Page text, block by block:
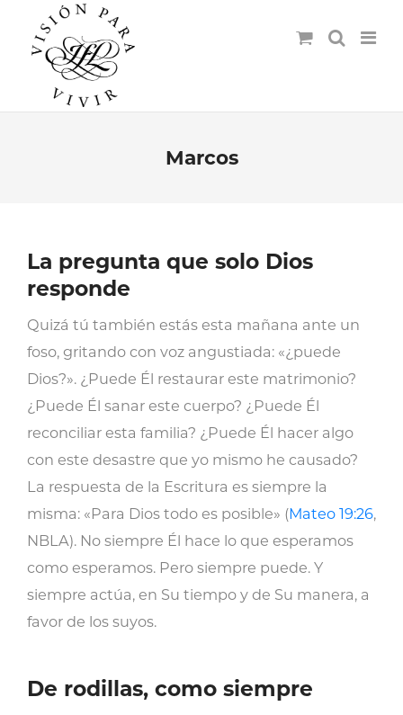
Marcos
La pregunta que solo Dios
responde
Quizá tú también estás esta mañana ante un
foso, gritando con voz angustiada: «¿puede
Dios?». ¿Puede Él restaurar este matrimonio?
¿Puede Él sanar este cuerpo? ¿Puede Él
reconciliar esta familia? ¿Puede Él hacer algo
con este desastre que yo mismo he causado?
La respuesta de la Escritura es siempre la
misma: «Para Dios todo es posible» (Mateo 19:26,
NBLA). No siempre Él hace lo que esperamos
como esperamos. Pero siempre puede. Y
siempre actúa, en Su tiempo y de Su manera, a
favor de los suyos.
De rodillas, como siempre